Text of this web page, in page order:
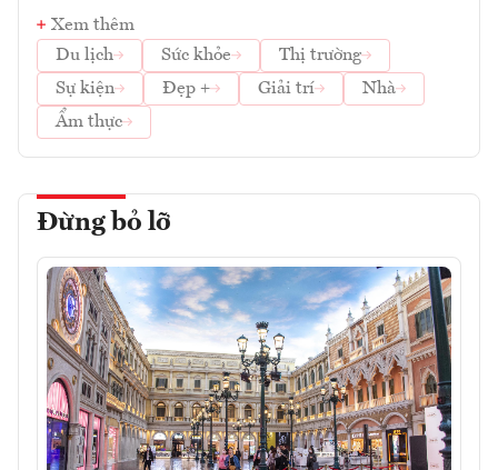
Xem thêm
Du lịch
Sức khỏe
Thị trường
Sự kiện
Đẹp + Giải trí
Nhà
Ẩm thực
Đừng bỏ lỡ